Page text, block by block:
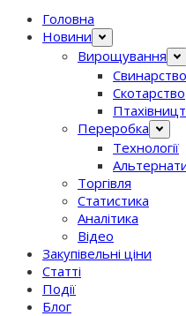
Головна
Новини
Вирощування
Свинарство
Скотарство
Переробка
Технології
Торгівля
Статистика
Аналітика
Відео
Закупівельні ціни
Статті
Події
Блог